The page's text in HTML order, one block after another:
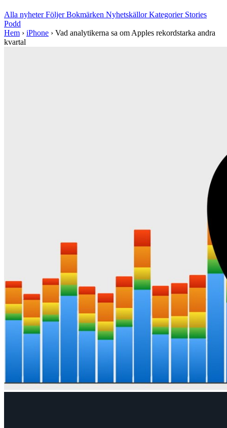
Alla nyheterFöljerBokmärken NyhetskällorKategorier Stories
Podd
Hem › iPhone › Vad analytikerna sa om Apples rekordstarka andra
kvartal